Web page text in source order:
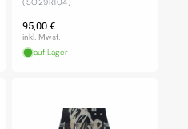
Normaler
Preis
95,00 €
inkl. Mwst.
auf Lager